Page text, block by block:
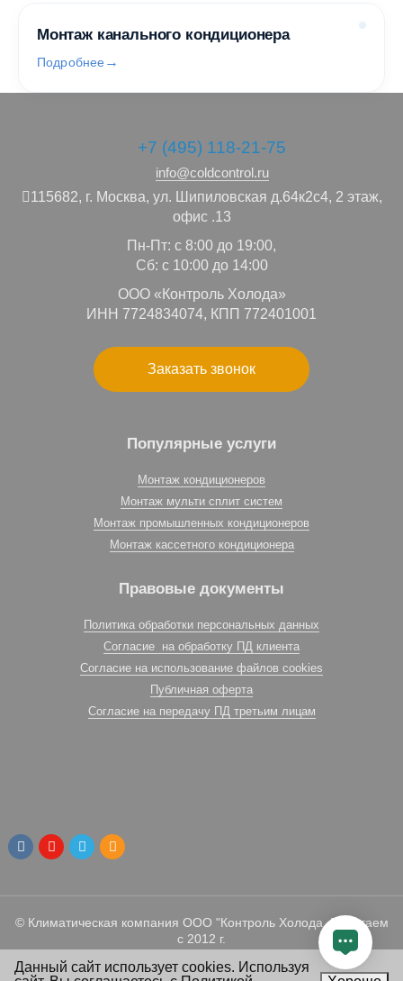
Монтаж канального кондиционера
Подробнее
+7 (495) 118-21-75
info@coldcontrol.ru
115682, г. Москва, ул. Шипиловская д.64к2с4, 2 этаж,
офис .13
Пн-Пт: с 8:00 до 19:00,
Сб: с 10:00 до 14:00
ООО «Контроль Холода»
ИНН 7724834074, КПП 772401001
Заказать звонок
Популярные услуги
Монтаж кондиционеров
Монтаж мульти сплит систем
Монтаж промышленных кондиционеров
Монтаж кассетного кондиционера
Правовые документы
Политика обработки персональных данных
Согласие на обработку ПД клиента
Согласие на использование файлов cookies
Публичная оферта
Согласие на передачу ПД третьим лицам
© Климатическая компания ООО "Контроль Холода. Работаем
с 2012 г.
Данный сайт использует cookies. Используя